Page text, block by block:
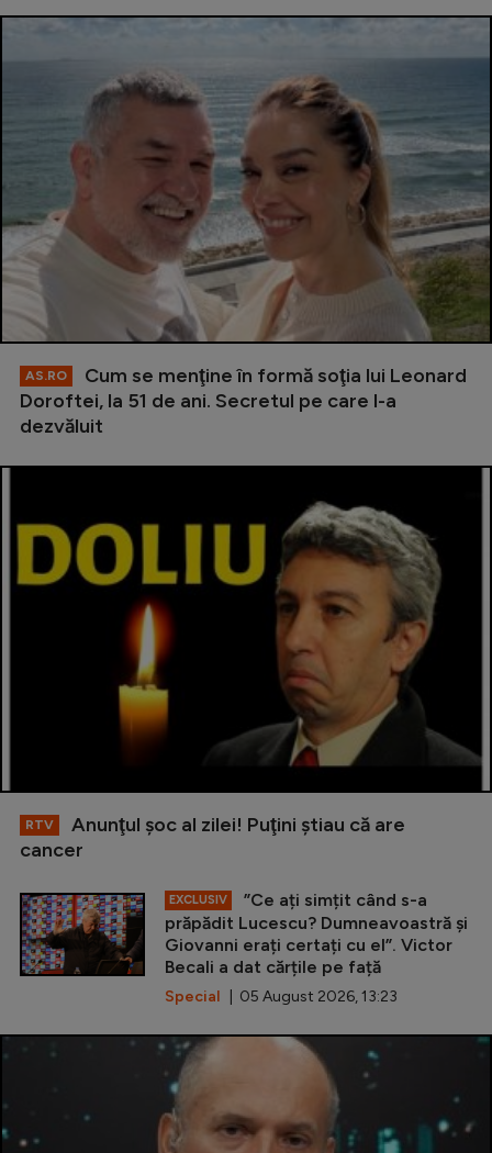
AS.RO
Cum se menţine în formă soţia lui Leonard
Doroftei, la 51 de ani. Secretul pe care l-a
dezvăluit
RTV
Anunţul şoc al zilei! Puţini ştiau că are
cancer
EXCLUSIV
”Ce ați simțit când s-a
prăpădit Lucescu? Dumneavoastră și
Giovanni erați certați cu el”. Victor
Becali a dat cărțile pe față
Special | 05 August 2026, 13:23